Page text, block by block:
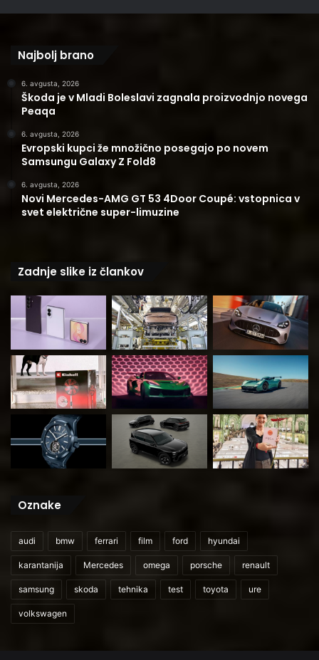
Najbolj brano
6. avgusta, 2026
Škoda je v Mladi Boleslavi zagnala proizvodnjo novega
Peaqa
6. avgusta, 2026
Evropski kupci že množično posegajo po novem
Samsungu Galaxy Z Fold8
6. avgusta, 2026
Novi Mercedes-AMG GT 53 4Door Coupé: vstopnica v
svet električne super-limuzine
Zadnje slike iz člankov
Oznake
audi bmw ferrari film ford hyundai
karantanija Mercedes omega porsche renault
samsung skoda tehnika test toyota ure
volkswagen